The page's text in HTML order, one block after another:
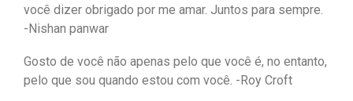
você dizer obrigado por me amar. Juntos para sempre.
-Nishan panwar
Gosto de você não apenas pelo que você é, no entanto,
pelo que sou quando estou com você. -Roy Croft